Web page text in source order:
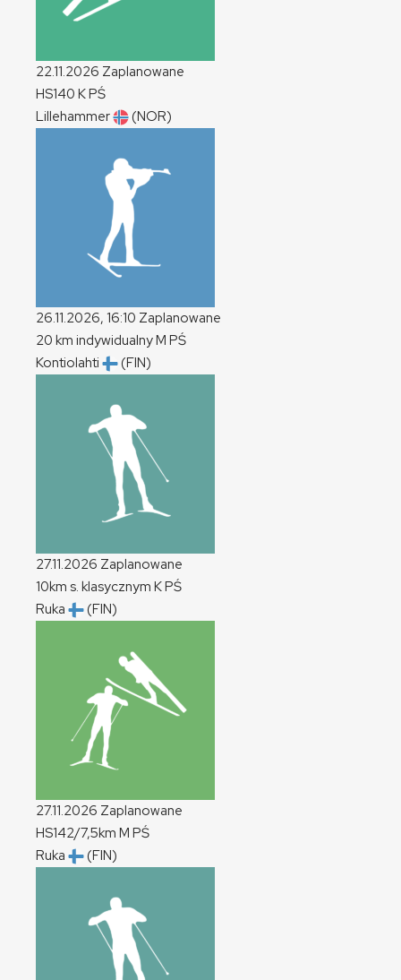
22.11.2026 Zaplanowane
HS140 KPŚ
Lillehammer
(NOR)
26.11.2026, 16:10 Zaplanowane
20 km indywidualnyM PŚ
Kontiolahti
(FIN)
27.11.2026 Zaplanowane
10km s. klasycznym KPŚ
Ruka
(FIN)
27.11.2026 Zaplanowane
HS142/7,5km M PŚ
Ruka
(FIN)